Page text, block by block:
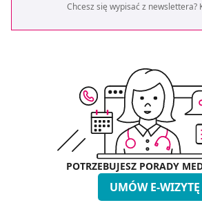
Chcesz się wypisać z newslettera?
POTRZEBUJESZ PORADY
UMÓW E-WIZYTĘ